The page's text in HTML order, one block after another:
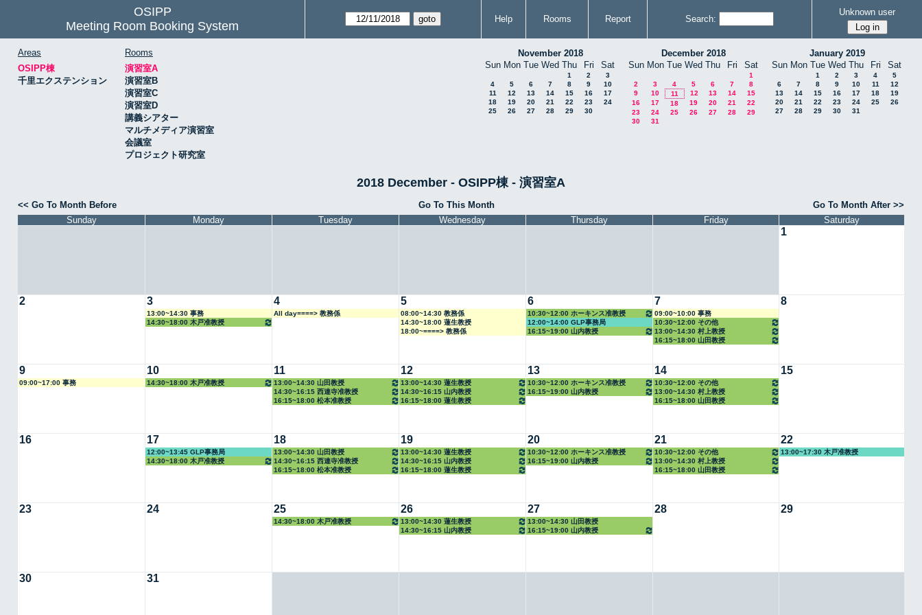
OSIPP
Meeting Room Booking System
Help Rooms Report Search:
Unknown user
Areas
OSIPP棟
千里エクステンション
Rooms
演習室A
演習室B
演習室C
演習室D
講義シアター
マルチメディア演習室
会議室
プロジェクト研究室
November 2018
Sun Mon Tue Wed Thu Fri Sat
1 2
3
4
5 6 7 8 9
10
11
12 13 14 15 16
17
18
19 20 21 22 23
24
25
26 27 28 29 30
December 2018
Sun Mon Tue Wed Thu Fri Sat
1
2
3 4 5 6 7
8
9
10 11 12 13 14
15
16
17 18 19 20 21
22
23
24 25 26 27 28
29
30
31
January 2019
Sun Mon Tue Wed Thu Fri Sat
1 2 3 4
5
6
7 8 9 10 11
12
13
14 15 16 17 18
19
20
21 22 23 24 25
26
27
28 29 30 31
2018 December - OSIPP棟 - 演習室A
<< Go To Month Before Go To This Month
Go To Month After >>
Sunday
Monday Tuesday Wednesday Thursday Friday Saturday
1
2 3
13:00~14:30 事務
14:30~18:00 木戸准教授
4
All day====> 教務係
5
08:00~14:30 教務係
14:30~18:00 蓮生教授
18:00~====> 教務係
6
10:30~12:00 ホーキンス准教授
12:00~14:00 GLP事務局
16:15~19:00 山内教授
7
09:00~10:00 事務
10:30~12:00 その他
13:00~14:30 村上教授
16:15~18:00 山田教授
8
9
09:00~17:00 事務
10
14:30~18:00 木戸准教授
11
13:00~14:30 山田教授
14:30~16:15 西連寺准教授
16:15~18:00 松本准教授
12
13:00~14:30 蓮生教授
14:30~16:15 山内教授
16:15~18:00 蓮生教授
13
10:30~12:00 ホーキンス准教授
16:15~19:00 山内教授
14
10:30~12:00 その他
13:00~14:30 村上教授
16:15~18:00 山田教授
15
16 17
12:00~13:45 GLP事務局
14:30~18:00 木戸准教授
18
13:00~14:30 山田教授
14:30~16:15 西連寺准教授
16:15~18:00 松本准教授
19
13:00~14:30 蓮生教授
14:30~16:15 山内教授
16:15~18:00 蓮生教授
20
10:30~12:00 ホーキンス准教授
16:15~19:00 山内教授
21
10:30~12:00 その他
13:00~14:30 村上教授
16:15~18:00 山田教授
22
13:00~17:30 木戸准教授
23 24 25
14:30~18:00 木戸准教授
26
13:00~14:30 蓮生教授
14:30~16:15 山内教授
27
13:00~14:30 山田教授
16:15~19:00 山内教授
28 29
30 31